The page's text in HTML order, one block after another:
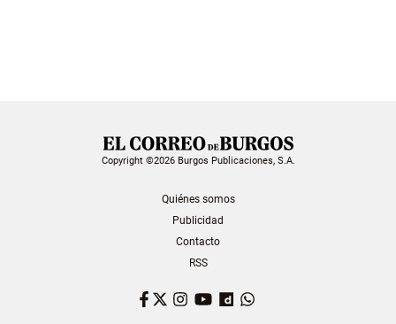
Copyright ©2026 Burgos Publicaciones, S.A.
Quiénes somos
Publicidad
Contacto
RSS
Facebook
TwitterInstagram
YouTubeDailymotion